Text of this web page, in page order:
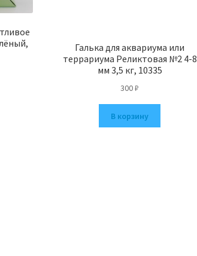
Галька для аквариума или
террариума Реликтовая №2 4-8
мм 3,5 кг, 10335
300₽
В корзину